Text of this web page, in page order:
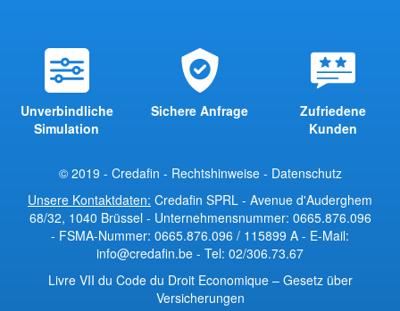
Unverbindliche
Simulation
Sichere Anfrage
Zufriedene
Kunden
© 2019 - Credafin - Rechtshinweise- Datenschutz
Unsere Kontaktdaten: Credafin SPRL - Avenue d'Auderghem
68/32, 1040 Brüssel - Unternehmensnummer: 0665.876.096
- FSMA-Nummer: 0665.876.096 / 115899 A - E-Mail:
info@credafin.be - Tel: 02/306.73.67
Livre VII du Code du Droit Economique – Gesetz über
Versicherungen